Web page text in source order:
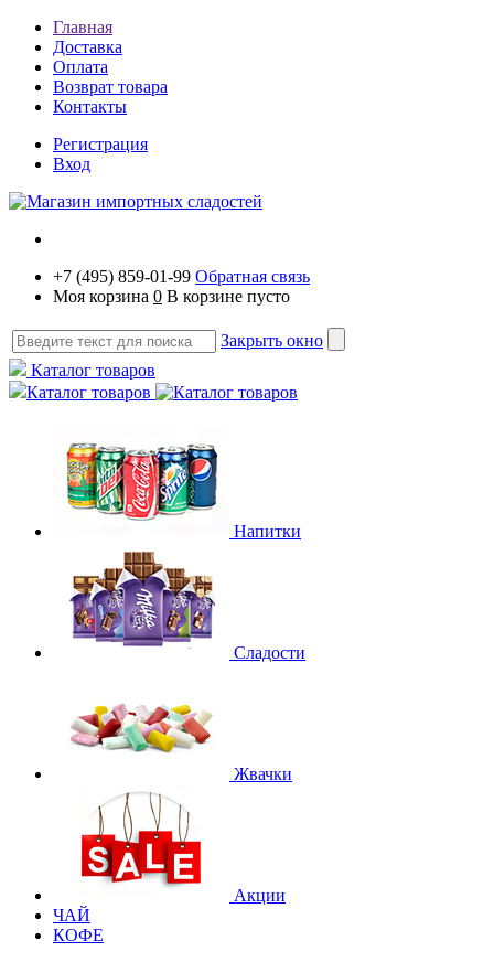
Главная
Доставка
Оплата
Возврат товара
Контакты
Регистрация
Вход
+7 (495) 859-01-99 Обратная связь
Моя корзина 0 В корзине пусто
Закрыть окно
Каталог товаров
Каталог товаров
Напитки
Сладости
Жвачки
Акции
ЧАЙ
КОФЕ